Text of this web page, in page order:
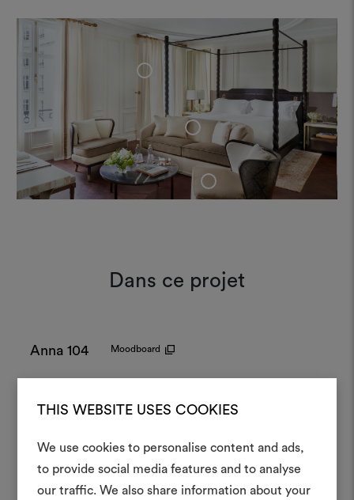
THIS WEBSITE USES COOKIES
We use cookies to personalise content and ads,
to provide social media features and to analyse
our traffic. We also share information about your
Dans ce projet
Moodboard
Anna 104
Créer